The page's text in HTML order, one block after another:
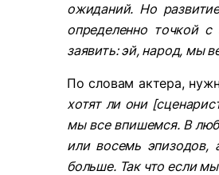
ожиданий. Но
определенно точкой
заявить: эй, народ, мы
По словам актера,
хотят ли они
мы все впишемся. В
или восемь
больше. Так что если